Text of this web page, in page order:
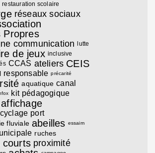
restauration scolaire
réseaux sociaux
Propres
communication
lutte
de jeux inclusive
CCAS ateliers CEIS
responsable précarité
aquatique canal
kit pédagogique
affichage
port
fluviale abeilles essaim
ruches
courts proximité